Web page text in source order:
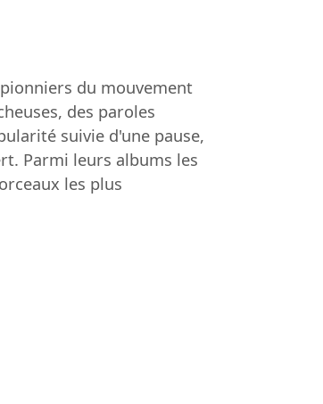
du mouvement
des paroles
suivie d'une pause,
Parmi leurs albums les
les plus